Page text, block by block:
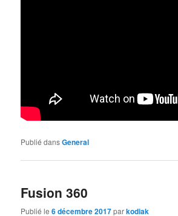
Publié dansGeneral
Fusion 360
Publié le6 décembre 2017parkodiak